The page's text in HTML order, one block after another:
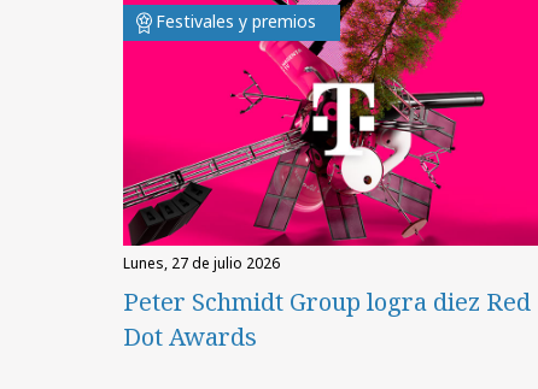
Festivales y premios
lunes, 27 de julio 2026
Peter Schmidt Group logra diez Red
Dot Awards